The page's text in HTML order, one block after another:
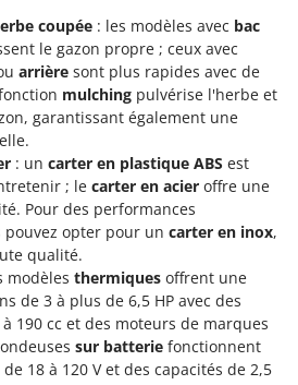
coupée : les modèles avec bac
le gazon propre ; ceux avec
arrière sont plus rapides avec de
mulching pulvérise l'herbe et
garantissant également une
: un carter en plastique ABS est
; le carter en acier offre une
Pour des performances
opter pour un carter en inox,
qualité.
modèles thermiques offrent une
de 3 à plus de 6,5 HP avec des
190 cc et des moteurs de marques
sur batterie fonctionnent
18 à 120 V et des capacités de 2,5